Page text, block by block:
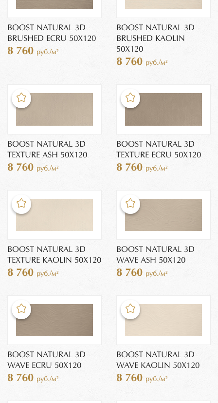
BOOST NATURAL 3D
BRUSHED ECRU 50X120
8 760 руб./м²
BOOST NATURAL 3D
BRUSHED KAOLIN
50X120
8 760 руб./м²
BOOST NATURAL 3D
TEXTURE ASH 50X120
8 760 руб./м²
BOOST NATURAL 3D
TEXTURE ECRU 50X120
8 760 руб./м²
BOOST NATURAL 3D
TEXTURE KAOLIN 50X120
8 760 руб./м²
BOOST NATURAL 3D
WAVE ASH 50X120
8 760 руб./м²
BOOST NATURAL 3D
WAVE ECRU 50X120
8 760 руб./м²
BOOST NATURAL 3D
WAVE KAOLIN 50X120
8 760 руб./м²